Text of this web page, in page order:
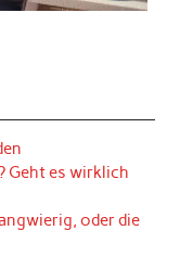
Geht es wirklich
oder die